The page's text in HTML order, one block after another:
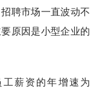
聘市场一直波动不
原因是小型企业的
薪资的年增速为